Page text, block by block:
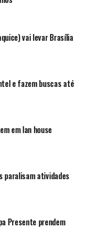
vai levar Brasília
e fazem buscas até
em lan house
paralisam atividades
Presente prendem